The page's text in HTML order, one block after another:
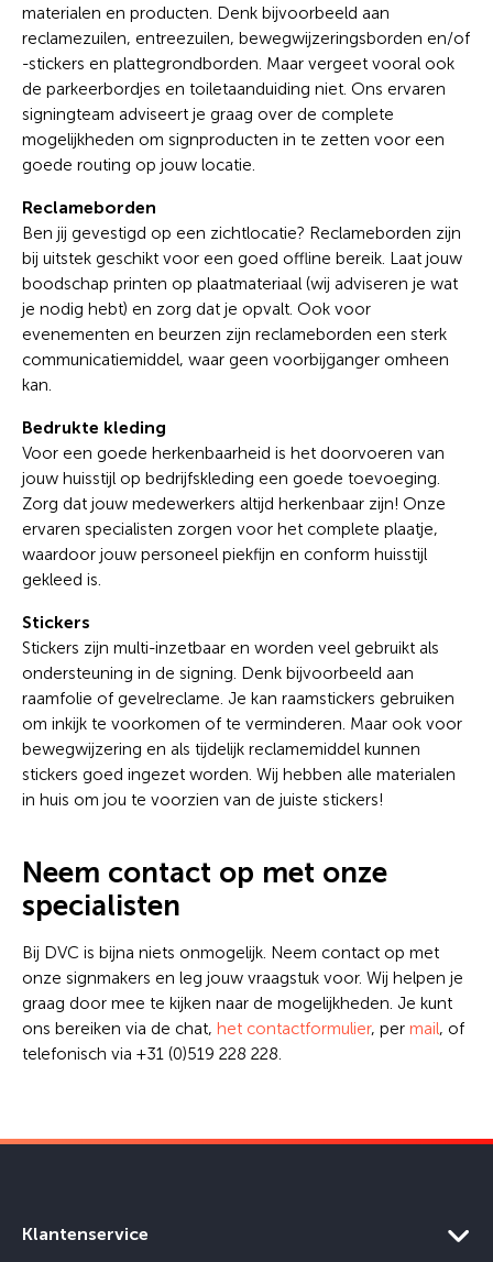
materialen en producten. Denk bijvoorbeeld aan
reclamezuilen, entreezuilen, bewegwijzeringsborden en/of
-stickers en plattegrondborden. Maar vergeet vooral ook
de parkeerbordjes en toiletaanduiding niet. Ons ervaren
signingteam adviseert je graag over de complete
mogelijkheden om signproducten in te zetten voor een
goede routing op jouw locatie.
Reclameborden
Ben jij gevestigd op een zichtlocatie? Reclameborden zijn
bij uitstek geschikt voor een goed offline bereik. Laat jouw
boodschap printen op plaatmateriaal (wij adviseren je wat
je nodig hebt) en zorg dat je opvalt. Ook voor
evenementen en beurzen zijn reclameborden een sterk
communicatiemiddel, waar geen voorbijganger omheen
kan.
Bedrukte kleding
Voor een goede herkenbaarheid is het doorvoeren van
jouw huisstijl op bedrijfskleding een goede toevoeging.
Zorg dat jouw medewerkers altijd herkenbaar zijn! Onze
ervaren specialisten zorgen voor het complete plaatje,
waardoor jouw personeel piekfijn en conform huisstijl
gekleed is.
Stickers
Stickers zijn multi-inzetbaar en worden veel gebruikt als
ondersteuning in de signing. Denk bijvoorbeeld aan
raamfolie of gevelreclame. Je kan raamstickers gebruiken
om inkijk te voorkomen of te verminderen. Maar ook voor
bewegwijzering en als tijdelijk reclamemiddel kunnen
stickers goed ingezet worden. Wij hebben alle materialen
in huis om jou te voorzien van de juiste stickers!
Neem contact op met onze
specialisten
Bij DVC is bijna niets onmogelijk. Neem contact op met
onze signmakers en leg jouw vraagstuk voor. Wij helpen je
graag door mee te kijken naar de mogelijkheden. Je kunt
ons bereiken via de chat, het contactformulier, per mail, of
telefonisch via +31 (0)519 228 228.
Klantenservice